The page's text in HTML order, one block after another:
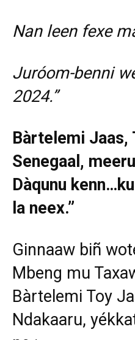
Nan leen fexe
Juróom-benni
2024.”
Bàrtelemi Jaas,
Senegaal,
Dàqunu
la neex.”
Ginnaaw biñ
Mbeng mu
Bàrtelemi Toy
Ndakaaru,